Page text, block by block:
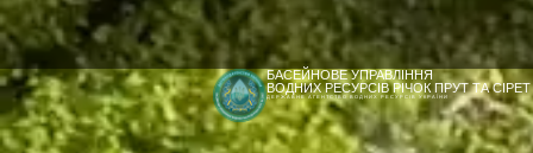
[newyear_garland]
БАСЕЙНОВЕ УПРАВЛІННЯ
ВОДНИХ РЕСУРСІВ РІЧОК ПРУТ ТА СІРЕТ
ДЕРЖАВНЕ АГЕНТСТВО ВОДНИХ РЕСУРСІВ УКРАЇНИ